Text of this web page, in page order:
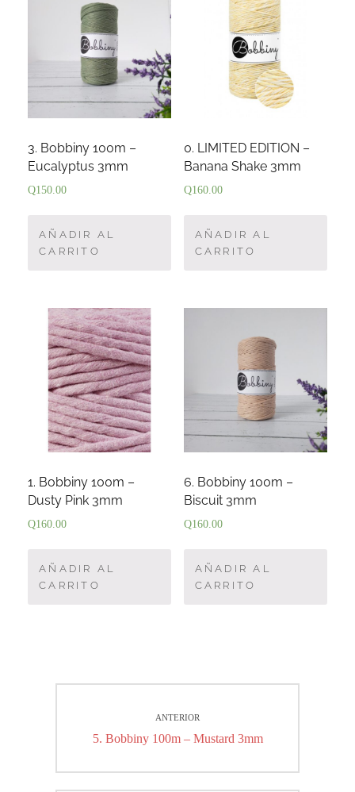
3. Bobbiny 100m –
Eucalyptus 3mm
Q150.00
AÑADIR AL
CARRITO
0. LIMITED EDITION –
Banana Shake 3mm
Q160.00
AÑADIR AL
CARRITO
1. Bobbiny 100m –
Dusty Pink 3mm
Q160.00
AÑADIR AL
CARRITO
6. Bobbiny 100m –
Biscuit 3mm
Q160.00
AÑADIR AL
CARRITO
ANTERIOR
Entrada
5. Bobbiny 100m – Mustard 3mm